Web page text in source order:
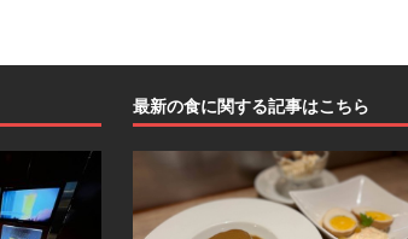
最新の食に関する記事はこちら